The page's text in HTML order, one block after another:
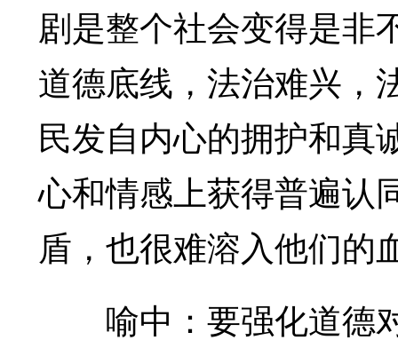
剧是整个社会变得是非
道德底线，法治难兴，
民发自内心的拥护和真
心和情感上获得普遍认
盾，也很难溶入他们的
喻中：要强化道德